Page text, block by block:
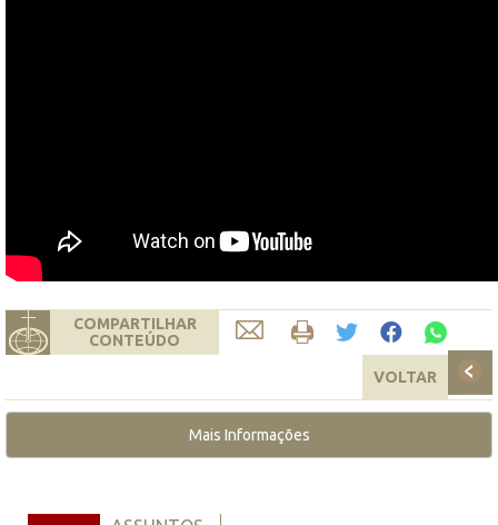
COMPARTILHAR
CONTEÚDO
VOLTAR
Mais Informações